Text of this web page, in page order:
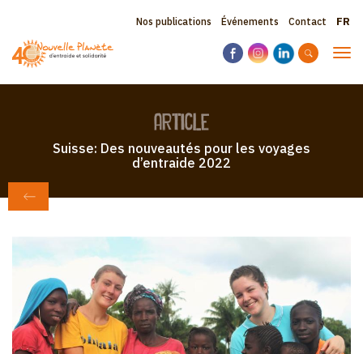
contenu
principal
Topbar
Nos publications Événements Contact
article
Suisse: Des nouveautés pour les voyages
d’entraide 2022